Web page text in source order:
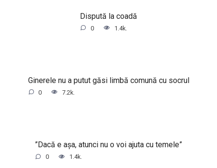
Dispută la coadă
0 1.4k.
Ginerele nu a putut găsi limbă comună cu socrul
0 7.2k.
”Dacă e așa, atunci nu o voi ajuta cu temele”
0 1.4k.